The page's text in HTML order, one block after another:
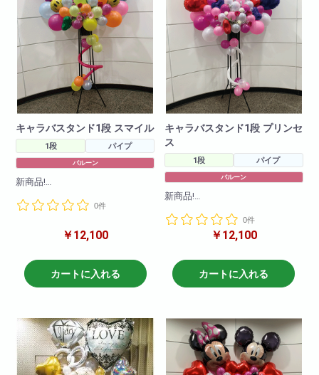
キャラバスタンド1段 スマイル
1段 パイプ
バルーン
新商品!
段!様々なキャラクターバルーン
せて頂きます!
ただければそのように作成させ
ていただきます!(在庫がない場合
もございますので2日前のご注文
りますので、当日お急ぎの場合
でも一度お問い合わせ下さいま
せ!)
0件
￥12,100
カートに入れる
キャラバスタンド1段 プリンセ
ス
1段 パイプ
バルーン
新商品!
段!様々なキャラクターバルーン
を使ってかわいらしくお作りさ
キャラクターや色目をお伝えい
ただければそのように作成させ
ていただきます!(在庫がない場合
れがないように仕入れはしてお
りますので、当日お急ぎの場合
でも一度お問い合わせ下さいま
0件
￥12,100
カートに入れる